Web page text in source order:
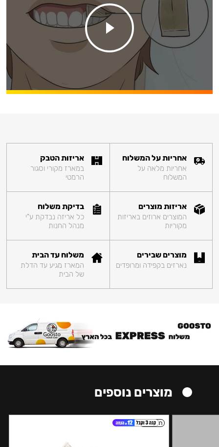
אחריות על המשלוח
אחריות מלאה על
המשלוח
אריזות הטבק
במארז מקורי וסגור
הרמטי
אריזות מוצרים
המוצרים ארוזים באריזות
מקוריות
בדיקת משלוח
כל אריזה נבדקת ע"י
מנהל החנות
מוצרים שבירים
נארזים בקפידה ומרופדים
משלוח עד הבית
המארז מגיע עד הדלת
של הבית
מוצרים נוספים
חזק